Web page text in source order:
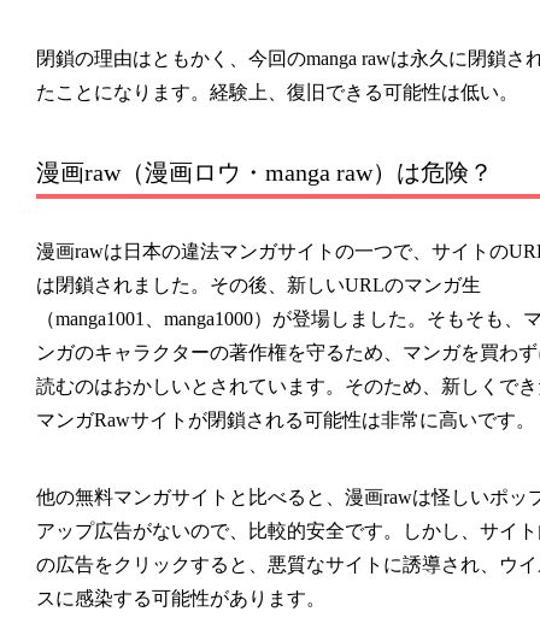
閉鎖の理由はともかく、今回のmanga rawは永久に閉鎖さ
たことになります。経験上、復旧できる可能性は低い。
漫画raw（漫画ロウ・manga raw）は危険？
漫画rawは日本の違法マンガサイトの一つで、サイトの
は閉鎖されました。その後、新しいURLのマンガ生
（manga1001、manga1000）が登場しました。そもそも、
ンガのキャラクターの著作権を守るため、マンガを買わ
読むのはおかしいとされています。そのため、新しくで
マンガRawサイトが閉鎖される可能性は非常に高いです。
他の無料マンガサイトと比べると、 漫画rawは怪しいポッ
アップ広告がないので、比較的安全です。しかし、サイ
の広告をクリックすると、悪質なサイトに誘導され、ウ
スに感染する可能性があります。